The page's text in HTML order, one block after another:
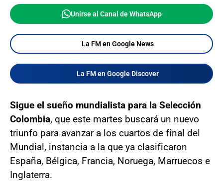
Unirse al Canal de WhatsApp
La FM en Google News
La FM en Google Discover
Sigue el sueño mundialista para la Selección
Colombia, que este martes buscará un nuevo
triunfo para avanzar a los cuartos de final del
Mundial, instancia a la que ya clasificaron
España, Bélgica, Francia, Noruega, Marruecos e
Inglaterra.